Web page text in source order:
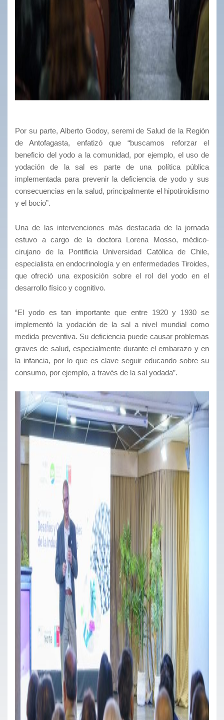
Por su parte, Alberto Godoy, seremi de Salud de la Región
de Antofagasta, enfatizó que “buscamos reforzar el
beneficio del yodo a la comunidad, por ejemplo, el uso de
yodación de la sal es parte de una política pública
implementada para prevenir la deficiencia de yodo y sus
consecuencias en la salud, principalmente el hipotiroidismo
y el bocio”.
Una de las intervenciones más destacada de la jornada
estuvo a cargo de la doctora Lorena Mosso, médico-
cirujano de la Pontificia Universidad Católica de Chile,
especialista en endocrinología y en enfermedades Tiroides,
que ofreció una exposición sobre el rol del yodo en el
desarrollo físico y cognitivo.
“El yodo es tan importante que entre 1920 y 1930 se
implementó la yodación de la sal a nivel mundial como
medida preventiva. Su deficiencia puede causar problemas
graves de salud, especialmente durante el embarazo y en
la infancia, por lo que es clave seguir educando sobre su
consumo, por ejemplo, a través de la sal yodada”.